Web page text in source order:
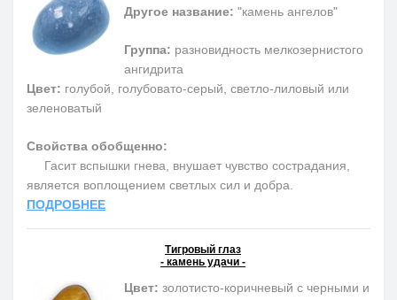
Другое название: "камень ангелов"
Группа: разновидность мелкозернистого
ангидрита
Цвет: голубой, голубовато-серый, светло-лиловый или
зеленоватый
Свойства обобщенно:
Гасит вспышки гнева, внушает чувство сострадания,
является воплощением светлых сил и добра.
ПОДРОБНЕЕ
Тигровый глаз
- камень удачи -
Цвет: золотисто-коричневый с черными и